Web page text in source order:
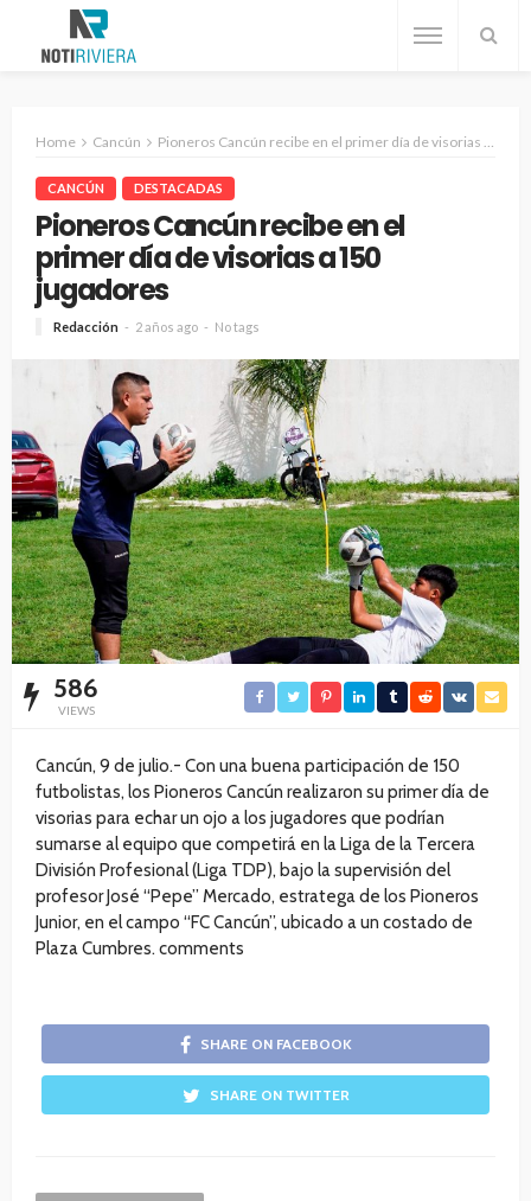
Home Cancún Pioneros Cancún recibe en el primer día de visorias a 150 jugadores
CANCÚN DESTACADAS
Pioneros Cancún recibe en el
primer día de visorias a 150
jugadores
Redacción 2 años ago No tags
586
VIEWS
Cancún, 9 de julio.- Con una buena participación de 150
futbolistas, los Pioneros Cancún realizaron su primer día de
visorias para echar un ojo a los jugadores que podrían
sumarse al equipo que competirá en la Liga de la Tercera
División Profesional (Liga TDP), bajo la supervisión del
profesor José “Pepe” Mercado, estratega de los Pioneros
Junior, en el campo “FC Cancún”, ubicado a un costado de
Plaza Cumbres. comments
SHARE ON FACEBOOK
SHARE ON TWITTER